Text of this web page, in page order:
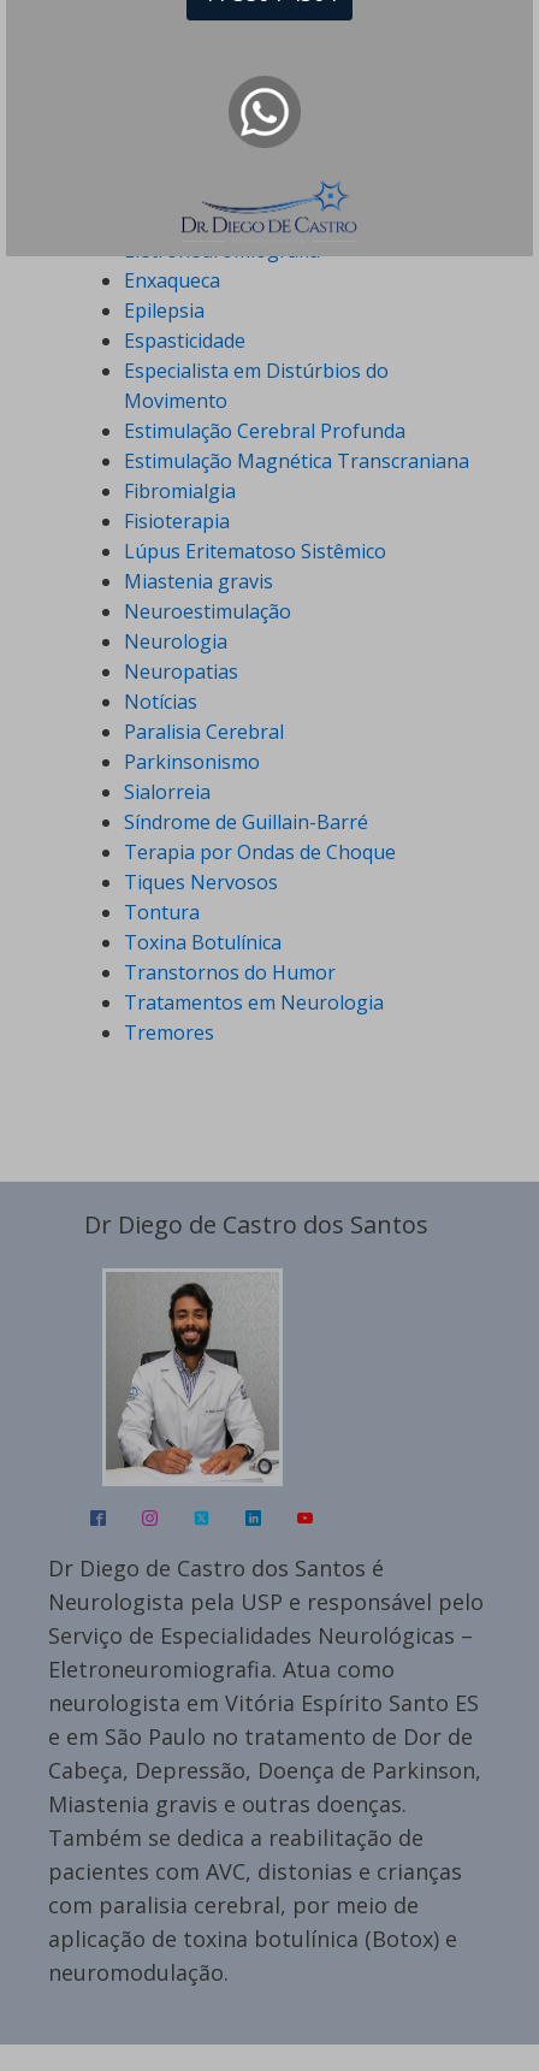
Doença de Parkinson
Doenças Neurodegenerativas
Doenças Neuromusculares
Doenças Neuropsiquiátricas
Dor de Cabeça
Eletroneuromiografia
Enxaqueca
Epilepsia
Espasticidade
Especialista em Distúrbios do
Movimento
Estimulação Cerebral Profunda
Estimulação Magnética Transcraniana
Fibromialgia
Fisioterapia
Lúpus Eritematoso Sistêmico
Miastenia gravis
Neuroestimulação
Neurologia
Neuropatias
Notícias
Paralisia Cerebral
Parkinsonismo
Sialorreia
Síndrome de Guillain-Barré
Terapia por Ondas de Choque
Tiques Nervosos
Tontura
Toxina Botulínica
Transtornos do Humor
Tratamentos em Neurologia
Tremores
Dr Diego de Castro dos Santos
Dr Diego de Castro dos Santos é
Neurologista pela USP e responsável pelo
Serviço de Especialidades Neurológicas –
Eletroneuromiografia. Atua como
neurologista em Vitória Espírito Santo ES
e em São Paulo no tratamento de Dor de
Cabeça, Depressão, Doença de Parkinson,
Miastenia gravis e outras doenças.
Também se dedica a reabilitação de
pacientes com AVC, distonias e crianças
com paralisia cerebral, por meio de
aplicação de toxina botulínica (Botox) e
neuromodulação.